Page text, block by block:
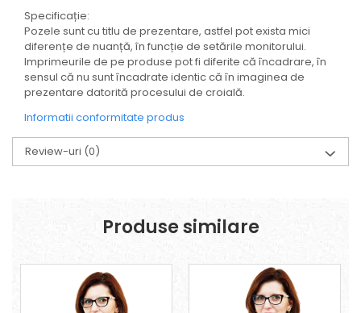
Specificație:
Pozele sunt cu titlu de prezentare, astfel pot exista mici
diferențe de nuanță, în funcție de setările monitorului.
Imprimeurile de pe produse pot fi diferite că încadrare, în
sensul că nu sunt încadrate identic că în imaginea de
prezentare datorită procesului de croială.
Informatii conformitate produs
Review-uri (0)
Produse similare